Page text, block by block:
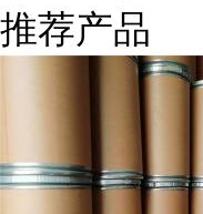
推荐产品